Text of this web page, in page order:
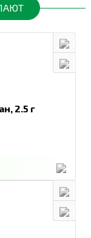
2.5 г